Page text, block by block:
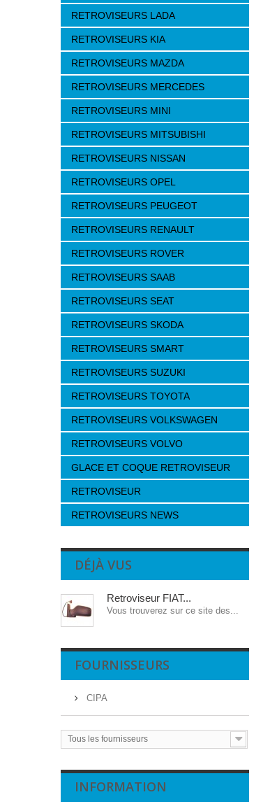
RETROVISEURS LADA
RETROVISEURS KIA
RETROVISEURS MAZDA
RETROVISEURS MERCEDES
RETROVISEURS MINI
RETROVISEURS MITSUBISHI
RETROVISEURS NISSAN
RETROVISEURS OPEL
RETROVISEURS PEUGEOT
RETROVISEURS RENAULT
RETROVISEURS ROVER
RETROVISEURS SAAB
RETROVISEURS SEAT
RETROVISEURS SKODA
RETROVISEURS SMART
RETROVISEURS SUZUKI
RETROVISEURS TOYOTA
RETROVISEURS VOLKSWAGEN
RETROVISEURS VOLVO
GLACE ET COQUE RETROVISEUR
RETROVISEUR
RETROVISEURS NEWS
DÉJÀ VUS
Retroviseur FIAT...
Vous trouverez sur ce site des...
FOURNISSEURS
CIPA
Tous les fournisseurs
INFORMATION